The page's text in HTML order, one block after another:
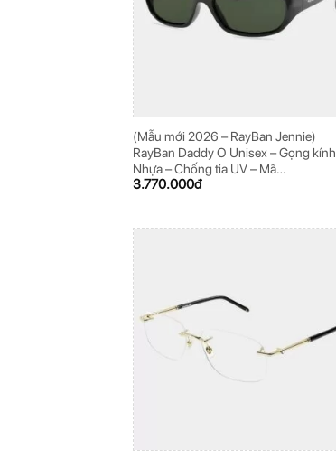
(Mẫu mới 2026 – RayBan Jennie)
RayBan Daddy O Unisex – Gọng kính
Nhựa – Chống tia UV – Mã
0RB2016_601/31_59
3.770.000đ